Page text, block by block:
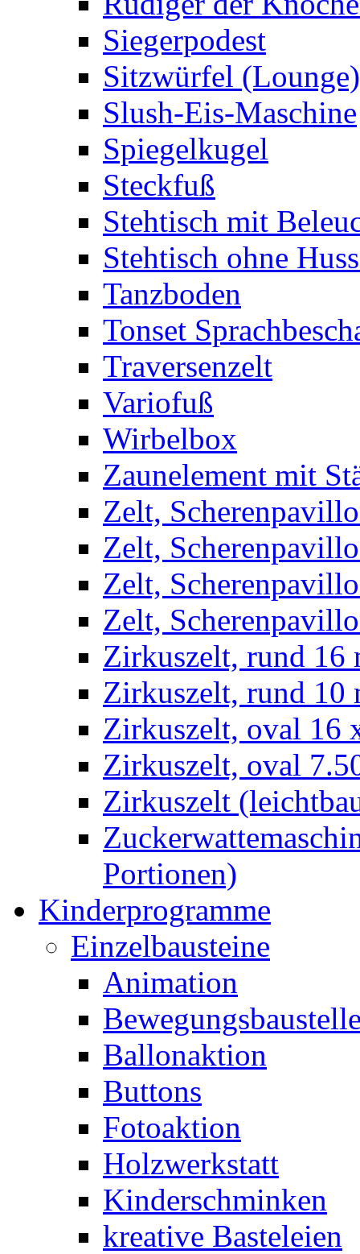
Siegerpodest
Sitzwürfel (Lounge)
Slush-Eis-Maschine
Spiegelkugel
Steckfuß
Stehtisch mit
Stehtisch ohne
Tanzboden
Tonset
Traversenzelt
Variofuß
Wirbelbox
Zaunelement mit
Zelt,
Zelt,
Zelt,
Zelt,
Zirkuszelt, rund 16
Zirkuszelt, rund 10
Zirkuszelt, oval 16
Zirkuszelt, oval
Zirkuszelt
Portionen)
Kinderprogramme
Einzelbausteine
Animation
Ballonaktion
Buttons
Fotoaktion
Holzwerkstatt
Kinderschminken
kreative Basteleien